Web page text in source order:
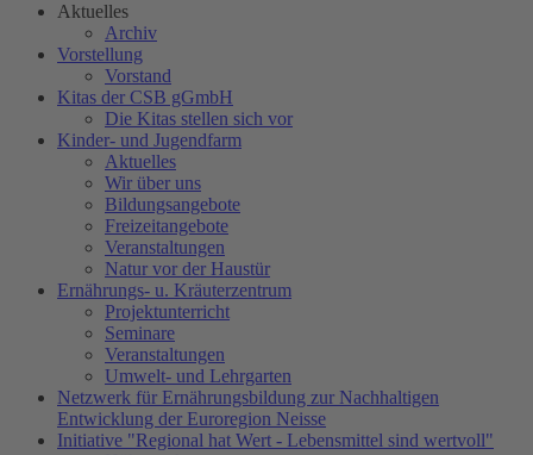
Aktuelles
Archiv
Vorstellung
Vorstand
Kitas der CSB gGmbH
Die Kitas stellen sich vor
Kinder- und Jugendfarm
Aktuelles
Wir über uns
Bildungsangebote
Freizeitangebote
Veranstaltungen
Natur vor der Haustür
Ernährungs- u. Kräuterzentrum
Projektunterricht
Seminare
Veranstaltungen
Umwelt- und Lehrgarten
Netzwerk für Ernährungsbildung zur Nachhaltigen
Entwicklung der Euroregion Neisse
Initiative "Regional hat Wert - Lebensmittel sind wertvoll"